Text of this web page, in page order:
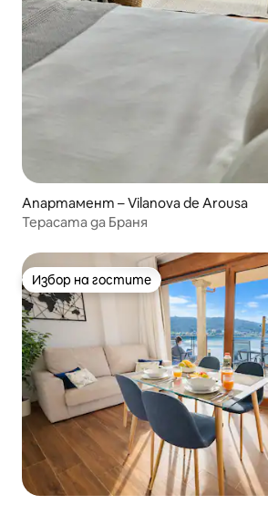
Апартамент – Vilanova de Arousa
Терасата да Браня
Избор на гостите
Избор на гостите